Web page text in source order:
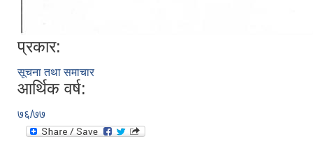
प्रकार:
सूचना तथा समाचार
आर्थिक वर्ष:
७६/७७